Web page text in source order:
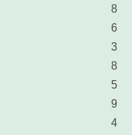
8
6
3
8
5
9
4